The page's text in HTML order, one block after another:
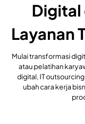
Digital
Layanan
Mulai transformasi
atau pelatihan
digital, IT
ubah cara kerja